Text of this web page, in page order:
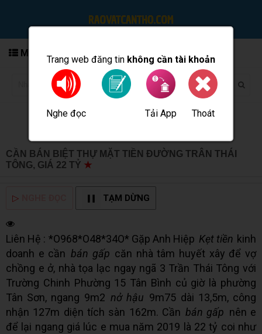
Trang web đăng tin không cần tài khoản
Nghe đọc Tải App Thoát
MENU
CẦN BÁN BIỆT THỰ MẶT TIỀN ĐƯỜNG TRÂN THÁI
TÔNG, GIÁ 22 TỶ ★
▷ TẠM DỪNG
Liên Hệ : *O968*O48*34O* Gặp Anh Hiệp Kẹt tiền kinh
doanh e cần bán gấp căn nhà tâm huyết xây để vợ
chồng e ở, nhà tọa lạc ngay ngã 3 Trần Thái Tông với
Trường Chinh Phường 15 Tân Bình củ giờ là phường
Tân Sơn, ngang 9m2 nở hậu 9m75 dài 13,5m, công
nhận 127m diện tích sàn 162m. Cần bán gấp nên e
để lại ngang giá lúc e mua năm 2019 là 22 tỷ coi như